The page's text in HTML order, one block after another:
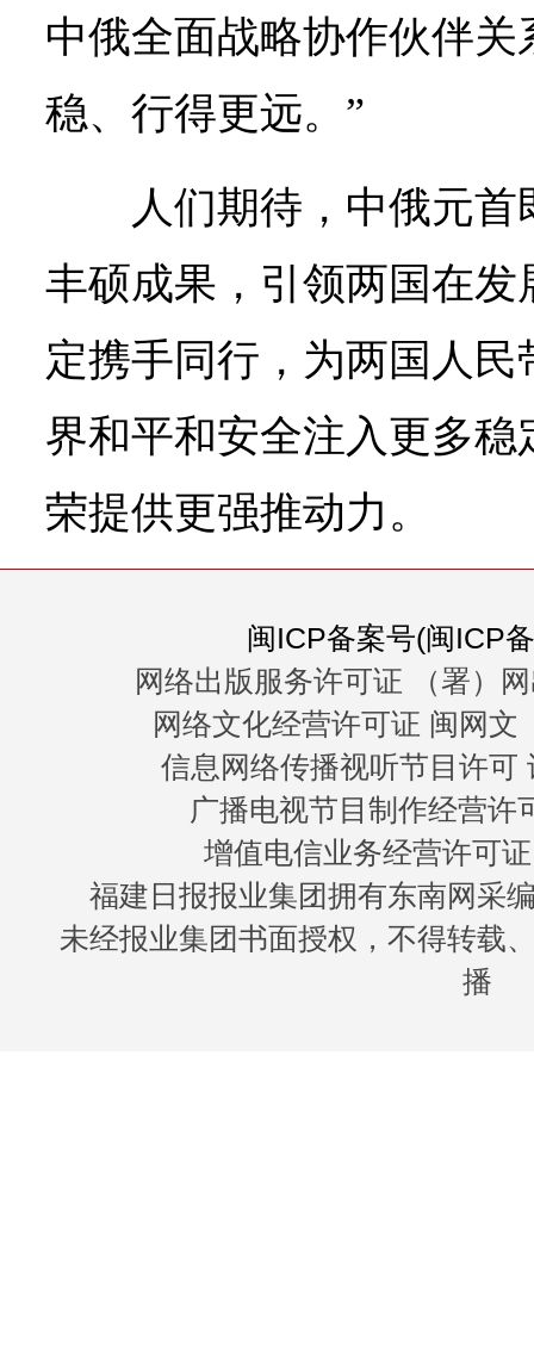
中俄全面战略协作伙伴
稳、行得更远。”
人们期待，中俄元
丰硕成果，引领两国在
定携手同行，为两国人
界和平和安全注入更多
荣提供更强推动力。
闽ICP备案号(闽ICP
网络出版服务许可证 （署）
网络文化经营许可证 闽网文
信息网络传播视听节目许可
广播电视节目制作经营许
增值电信业务经营许可
福建日报报业集团拥有东南网采
未经报业集团书面授权，不得转载
播